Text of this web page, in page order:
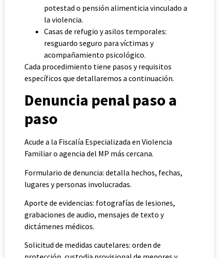
potestad o pensión alimenticia vinculado a
la violencia.
Casas de refugio y asilos temporales:
resguardo seguro para víctimas y
acompañamiento psicológico.
Cada procedimiento tiene pasos y requisitos
específicos que detallaremos a continuación.
Denuncia penal paso a
paso
Acude a la Fiscalía Especializada en Violencia
Familiar o agencia del MP más cercana.
Formulario de denuncia: detalla hechos, fechas,
lugares y personas involucradas.
Aporte de evidencias: fotografías de lesiones,
grabaciones de audio, mensajes de texto y
dictámenes médicos.
Solicitud de medidas cautelares: orden de